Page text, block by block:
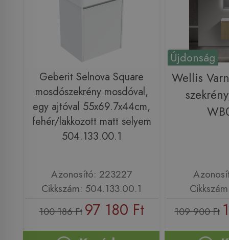
Geberit Selnova Square
mosdószekrény mosdóval,
egy ajtóval 55x69.7x44cm,
fehér/lakkozott matt selyem
504.133.00.1
Azonosító: 223227
Cikkszám: 504.133.00.1
100 186 Ft 97 180 Ft
Újdonság
Wellis
109 900 Ft